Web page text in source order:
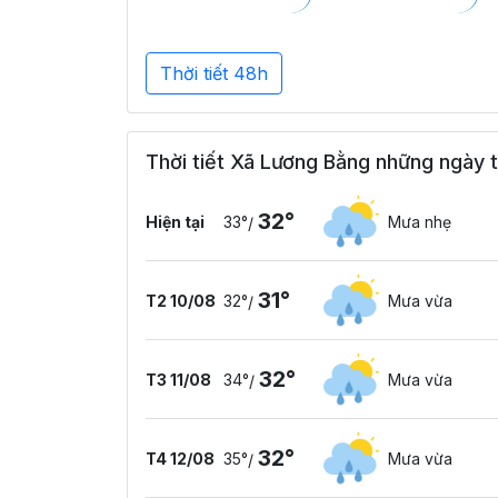
Thời tiết 48h
Thời tiết Xã Lương Bằng những ngày
Hiện tại 33°/ 32° Mưa nhẹ
T2 10/08 32°/ 31° Mưa vừa
T3 11/08 34°/ 32° Mưa vừa
T4 12/08 35°/ 32° Mưa vừa